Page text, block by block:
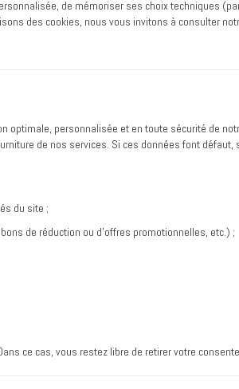
de mémoriser ses choix techniques
des cookies, nous vous invitons à consulter
personnalisée et en toute sécurité de
de nos services. Si ces données font
du site ;
de réduction ou d’offres promotionnelles, etc.) ;
ce cas, vous restez libre de retirer votre